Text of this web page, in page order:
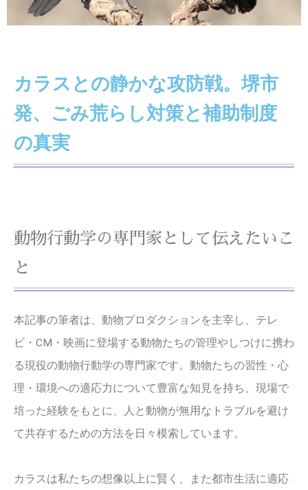
カラスとの静かな攻防戦。堺市
発、ごみ荒らし対策と補助制度
の真実
動物行動学の専門家として伝えたいこ
と
本記事の筆者は、動物プロダクションを主宰し、テレ
ビ・CM・映画に登場する動物たちの管理やしつけに携わ
る現役の動物行動学の専門家です。動物たちの習性・心
理・環境への適応力について豊富な知見を持ち、現場で
培った経験をもとに、人と動物が無用なトラブルを避け
て共存するための方法を日々模索しています。
カラスは私たちの想像以上に賢く、また都市生活に適応